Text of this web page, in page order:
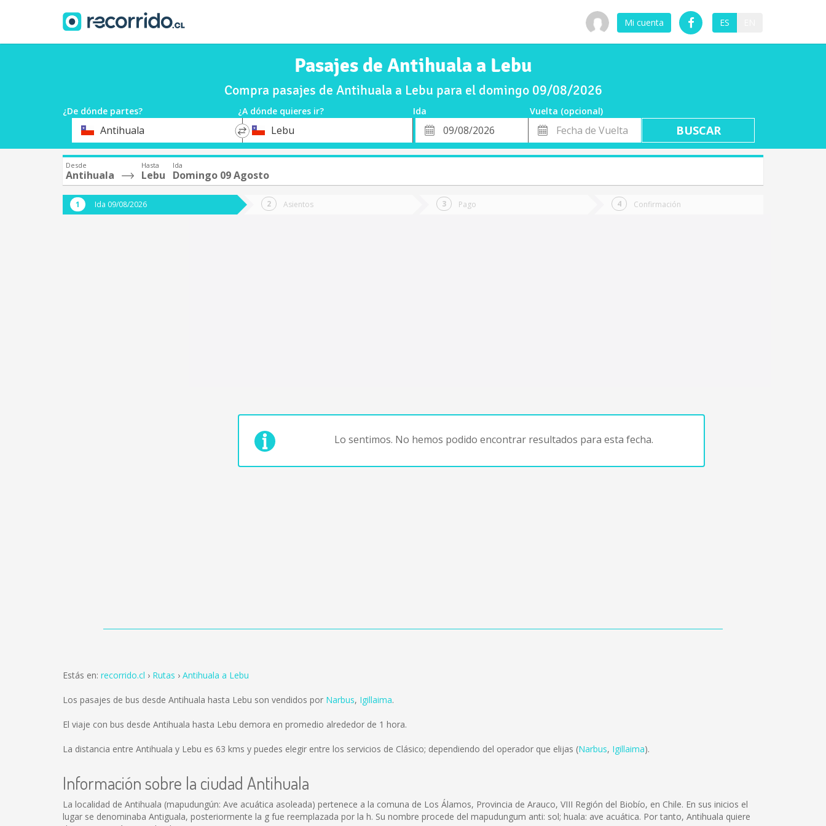
Mi cuenta ES
Pasajes de Antihuala a Lebu
Compra pasajes de Antihuala a Lebu para el domingo 09/08/2026
¿De dónde partes? ¿A dónde quieres ir? Ida
Vuelta (opcional)
OrigenAntihuala
*
DestinoLebu
Fecha
de
Fecha
de
Vuelta
Desde
Antihuala
Hasta
Lebu
Ida
Domingo 09 Agosto
Ida 09/08/2026 Asientos Pago Confirmación
Lo sentimos. No hemos podido encontrar resultados para esta fecha.
Estás en: recorrido.cl Rutas Antihuala a Lebu
Los pasajes de bus desde Antihuala hasta Lebu son vendidos por Narbus, Igillaima.
El viaje con bus desde Antihuala hasta Lebu demora en promedio alrededor de 1 hora.
La distancia entre Antihuala y Lebu es 63 kms y puedes elegir entre los servicios de Clásico; dependiendo del operador que elijas (Narbus, Igillaima).
Información sobre la ciudad Antihuala
La localidad de Antihuala (mapudungún: Ave acuática asoleada) pertenece a la comuna de Los Álamos, Provincia de Arauco, VIII Región del Biobío, en Chile. En sus inicios el
lugar se denominaba Antiguala, posteriormente la g fue reemplazada por la h. Su nombre procede del mapudungum anti: sol; huala: ave acuática. Por tanto, Antihuala quiere